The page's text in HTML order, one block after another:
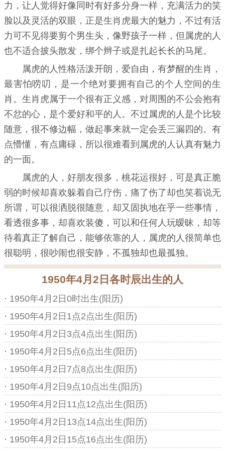
力，让人觉得好像同时有好多分身一样，充满活力的笑
脸以及灵活的双眼，正是生肖虎最大的魅力，不过有活
力可不见得要剪个男生头，像野孩子一样，但属虎的人
也不适合披头散发，绑个辫子或是扎起长长的马尾。
属虎的人性格活泼开朗，爱自由，有梦醒的生肖，
最害怕唠叨，是一个绝对要拥有自己的个人空间的生
肖。生肖虎属于一个很有正义感，对周围的不公会抱有
不忿的心，是个爱好和平的人。不过属虎的人是个比较
随意，很不修边幅，做起事来就一定会丢三漏四的。有
点懵懂，有点庸碌，所以很难看到属虎的人认真有魅力
的一面。
属虎的人，好朋友很多，桃花运很好，可是真正脆
弱的时候却喜欢躲着自己疗伤，痛了伤了却也笑着说无
所谓，可以很洒脱很随意，却又固执地在乎一些事情，
看透很多事，却喜欢装傻，可以和任何人玩暧昧，却等
待着真正了解自己，能够依靠的人，属虎的人很简单也
很聪明，很吵闹也很安静，不孤独却也最孤独。
1950年4月2日各时辰出生的人
· 1950年4月2日0时出生(阳历)
· 1950年4月2日1点2点出生(阳历)
· 1950年4月2日3点4点出生(阳历)
· 1950年4月2日5点6点出生(阳历)
· 1950年4月2日7点8点出生(阳历)
· 1950年4月2日9点10点出生(阳历)
· 1950年4月2日11点12点出生(阳历)
· 1950年4月2日13点14点出生(阳历)
· 1950年4月2日15点16点出生(阳历)